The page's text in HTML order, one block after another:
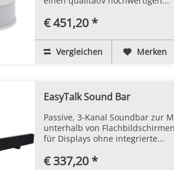
€ 451,20 *
Vergleichen Merken
EasyTalk Sound Bar
Passive, 3-Kanal Soundbar zur
unterhalb von
für Displays ohne integrierte...
€ 337,20 *